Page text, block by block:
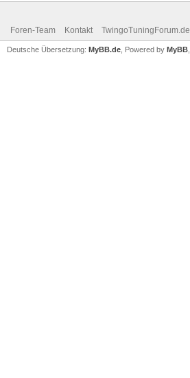
Foren-Team Kontakt TwingoTuningForum.de
Deutsche Übersetzung: MyBB.de , Powered by MyBB